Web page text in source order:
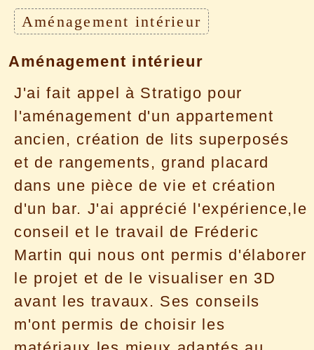
Aménagement intérieur
Aménagement intérieur
J'ai fait appel à Stratigo pour
l'aménagement d'un appartement
ancien, création de lits superposés
et de rangements, grand placard
dans une pièce de vie et création
d'un bar. J'ai apprécié l'expérience,le
conseil et le travail de Fréderic
Martin qui nous ont permis d'élaborer
le projet et de le visualiser en 3D
avant les travaux. Ses conseils
m'ont permis de choisir les